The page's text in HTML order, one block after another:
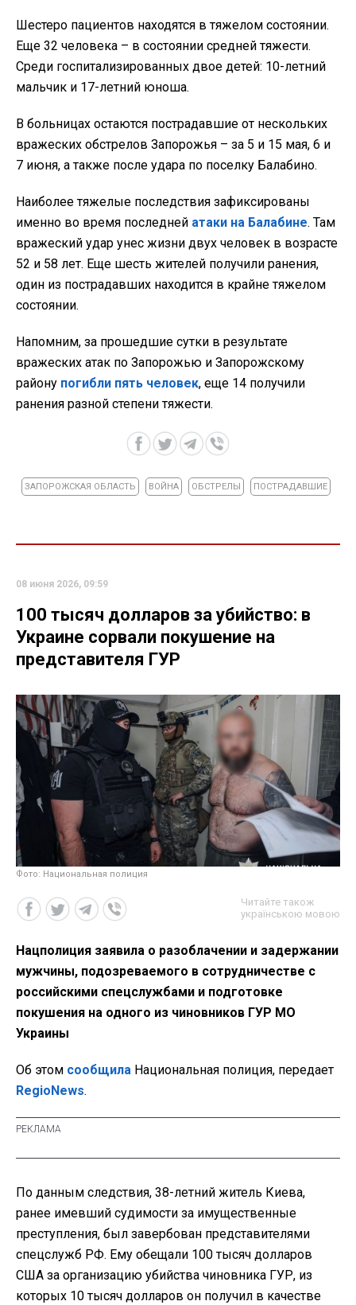
Шестеро пациентов находятся в тяжелом состоянии.
Еще 32 человека – в состоянии средней тяжести.
Среди госпитализированных двое детей: 10-летний
мальчик и 17-летний юноша.
В больницах остаются пострадавшие от нескольких
вражеских обстрелов Запорожья – за 5 и 15 мая, 6 и
7 июня, а также после удара по поселку Балабино.
Наиболее тяжелые последствия зафиксированы
именно во время последней атаки на Балабине. Там
вражеский удар унес жизни двух человек в возрасте
52 и 58 лет. Еще шесть жителей получили ранения,
один из пострадавших находится в крайне тяжелом
состоянии.
Напомним, за прошедшие сутки в результате
вражеских атак по Запорожью и Запорожскому
району погибли пять человек, еще 14 получили
ранения разной степени тяжести.
ЗАПОРОЖСКАЯ ОБЛАСТЬ ВОЙНА ОБСТРЕЛЫ ПОСТРАДАВШИЕ
08 июня 2026, 09:59
100 тысяч долларов за убийство: в
Украине сорвали покушение на
представителя ГУР
Фото: Национальная полиция
Читайте також
українською мовою
Нацполиция заявила о разоблачении и задержании
мужчины, подозреваемого в сотрудничестве с
российскими спецслужбами и подготовке
покушения на одного из чиновников ГУР МО
Украины
Об этом сообщила Национальная полиция, передает
RegioNews.
По данным следствия, 38-летний житель Киева,
ранее имевший судимости за имущественные
преступления, был завербован представителями
спецслужб РФ. Ему обещали 100 тысяч долларов
США за организацию убийства чиновника ГУР, из
которых 10 тысяч долларов он получил в качестве